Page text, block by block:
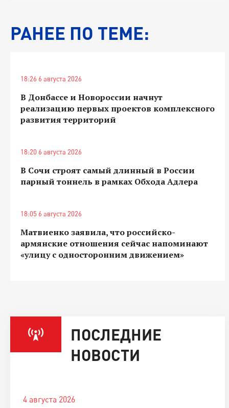
РАНЕЕ ПО ТЕМЕ:
18:26 6 августа 2026
В Донбассе и Новороссии начнут
реализацию первых проектов комплексного
развития территорий
18:20 6 августа 2026
В Сочи строят самый длинный в России
парный тоннель в рамках Обхода Адлера
18:05 6 августа 2026
Матвиенко заявила, что российско-
армянские отношения сейчас напоминают
«улицу с односторонним движением»
ПОСЛЕДНИЕ
НОВОСТИ
4 августа 2026